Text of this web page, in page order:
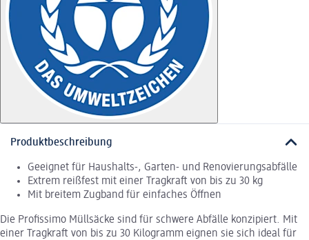
Produktbeschreibung
Geeignet für Haushalts-, Garten- und Renovierungsabfälle
Extrem reißfest mit einer Tragkraft von bis zu 30 kg
Mit breitem Zugband für einfaches Öffnen
Die Profissimo Müllsäcke sind für schwere Abfälle konzipiert. Mit
einer Tragkraft von bis zu 30 Kilogramm eignen sie sich ideal für